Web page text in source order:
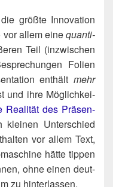
größ­te Inno­va­ti­on
vor allem einequan­ti­
Teil (inzwi­schen
Foli­en
ent­hält mehr
und ihre Mög­lich­kei­
Rea­li­tät des Prä­sen­
Unter­schied
vor allem Text,
hät­te tip­pen
ohne einen deut­
zu hinterlassen.